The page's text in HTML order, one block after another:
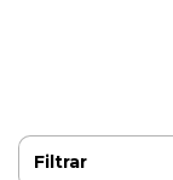
Filtrar